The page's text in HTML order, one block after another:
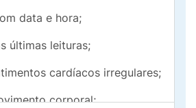
data e hora;
últimas leituras;
cardíacos irregulares;
corporal;